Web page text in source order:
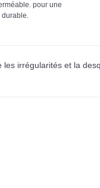
pour une
irrégularités et la